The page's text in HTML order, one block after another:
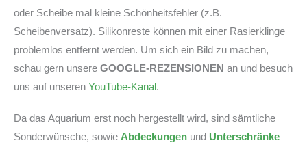
zur
Bodenscheibe
Gitterkörbe
und
Tunze
Vor-
Ort-
oder Scheibe mal kleine Schönheitsfehler (z.B.
Scheibenversatz). Silikonreste können mit einer Rasierklinge
problemlos entfernt werden. Um sich ein Bild zu machen,
schau gern unsere GOOGLE-REZENSIONEN an und besuch
uns auf unseren YouTube-Kanal.
Da das Aquarium erst noch hergestellt wird, sind sämtliche
Sonderwünsche, sowie Abdeckungen und Unterschränke